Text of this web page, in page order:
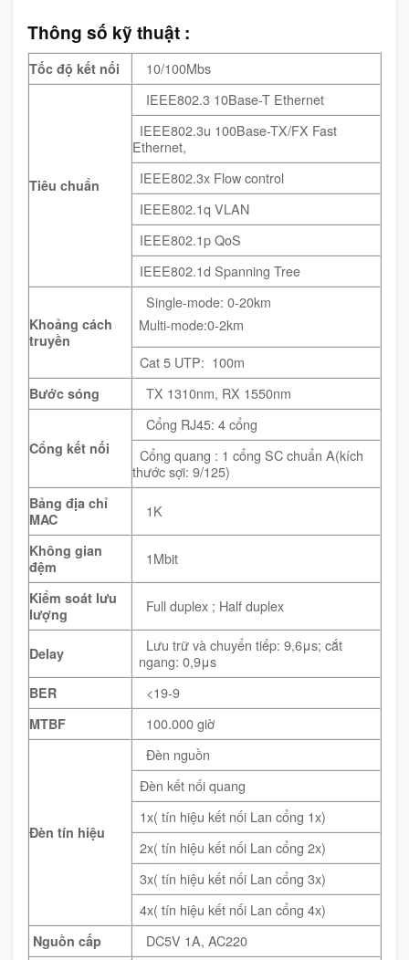
Thông số kỹ thuật :
Tốc độ kết nối 10/100Mbs
Tiêu chuẩn
IEEE802.3 10Base-T Ethernet
IEEE802.3u 100Base-TX/FX Fast
Ethernet,
IEEE802.3x Flow control
IEEE802.1q VLAN
IEEE802.1p QoS
IEEE802.1d Spanning Tree
Khoảng cách
truyền
Single-mode: 0-20km
Multi-mode:0-2km
Cat 5 UTP: 100m
Bước sóng TX 1310nm, RX 1550nm
Cổng kết nối
Cổng RJ45: 4 cổng
Cổng quang : 1 cổng SC chuẩn A(kích
thước sợi: 9/125)
Bảng địa chỉ
MAC
1K
Không gian
đệm
1Mbit
Kiểm soát lưu
lượng
Full duplex ; Half duplex
Delay
Lưu trữ và chuyển tiếp: 9,6μs; cắt
ngang: 0,9μs
BER <19-9
MTBF 100.000 giờ
Đèn tín hiệu
Đèn nguồn
Đèn kết nối quang
1x( tín hiệu kết nối Lan cổng 1x)
2x( tín hiệu kết nối Lan cổng 2x)
3x( tín hiệu kết nối Lan cổng 3x)
4x( tín hiệu kết nối Lan cổng 4x)
Nguồn cấp DC5V 1A, AC220